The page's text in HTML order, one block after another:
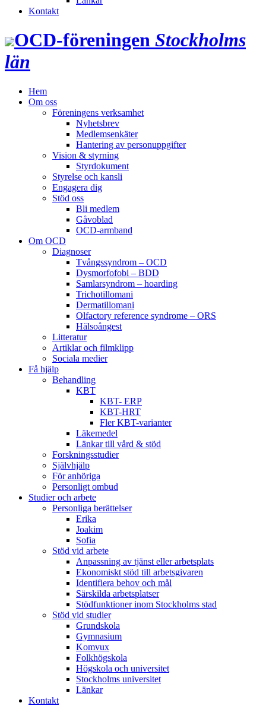
Kontakt
OCD‑föreningen Stockholms
län
Hem
Om oss
Föreningens verksamhet
Nyhetsbrev
Medlemsenkäter
Hantering av personuppgifter
Vision & styrning
Styrdokument
Styrelse och kansli
Engagera dig
Stöd oss
Bli medlem
Gåvoblad
OCD-armband
Om OCD
Diagnoser
Tvångssyndrom – OCD
Dysmorfofobi – BDD
Samlarsyndrom – hoarding
Trichotillomani
Dermatillomani
Olfactory reference syndrome – ORS
Hälsoångest
Litteratur
Artiklar och filmklipp
Sociala medier
Få hjälp
Behandling
KBT
KBT- ERP
KBT-HRT
Fler KBT-varianter
Läkemedel
Länkar till vård & stöd
Forskningsstudier
Självhjälp
För anhöriga
Personligt ombud
Studier och arbete
Personliga berättelser
Erika
Joakim
Sofia
Stöd vid arbete
Anpassning av tjänst eller arbetsplats
Ekonomiskt stöd till arbetsgivaren
Identifiera behov och mål
Särskilda arbetsplatser
Stödfunktioner inom Stockholms stad
Stöd vid studier
Grundskola
Gymnasium
Komvux
Folkhögskola
Högskola och universitet
Stockholms universitet
Länkar
Kontakt